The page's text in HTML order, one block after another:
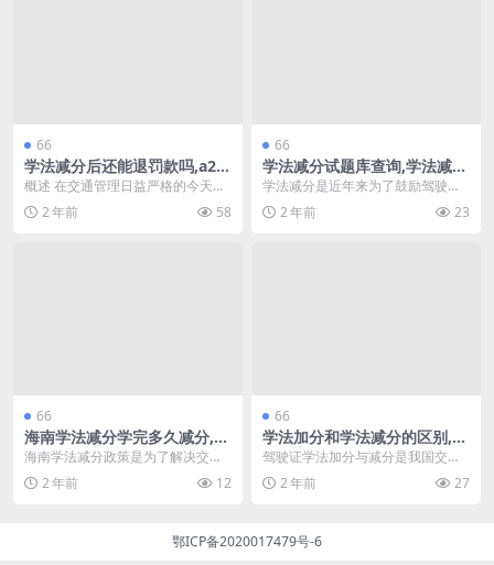
66
学法减分后还能退罚款吗,a2学
法减分app(学法减分还能再扣
吗)
概述 在交通管理日益严格的今天，
学法减分已经成为许多驾驶者关注
的话题。很多人会遇...
2 年前 58
66
学法减分试题库查询,学法减分
是怎样减分(学法减分题库大
全)
学法减分是近年来为了鼓励驾驶员
遵守交通法规而推出的一项政策。
通过学习相关交通法律...
2 年前 23
66
海南学法减分学完多久减分,学
法减分实习期可以减分不(海南
驾驶证学法减分)
海南学法减分政策是为了解决交通
安全问题，鼓励驾驶员通过学习法
律法规来减少违章记录...
2 年前 12
66
学法加分和学法减分的区别,驾
驶证学法减分一个周期是多久
(学法减分驾驶证)
驾驶证学法加分与减分是我国交通
管理制度中重要的组成部分，旨在
鼓励驾驶员学习交通法...
2 年前 27
鄂ICP备2020017479号-6